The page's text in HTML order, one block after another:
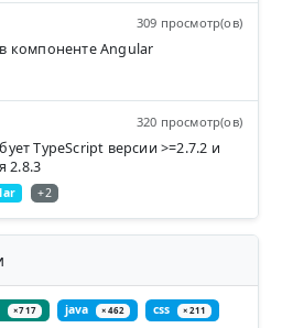
309 просмотр(ов)
компоненте Angular
320 просмотр(ов)
TypeScript версии >=2.7.2 и
2.8.3
+2
×717 java ×462 css ×211